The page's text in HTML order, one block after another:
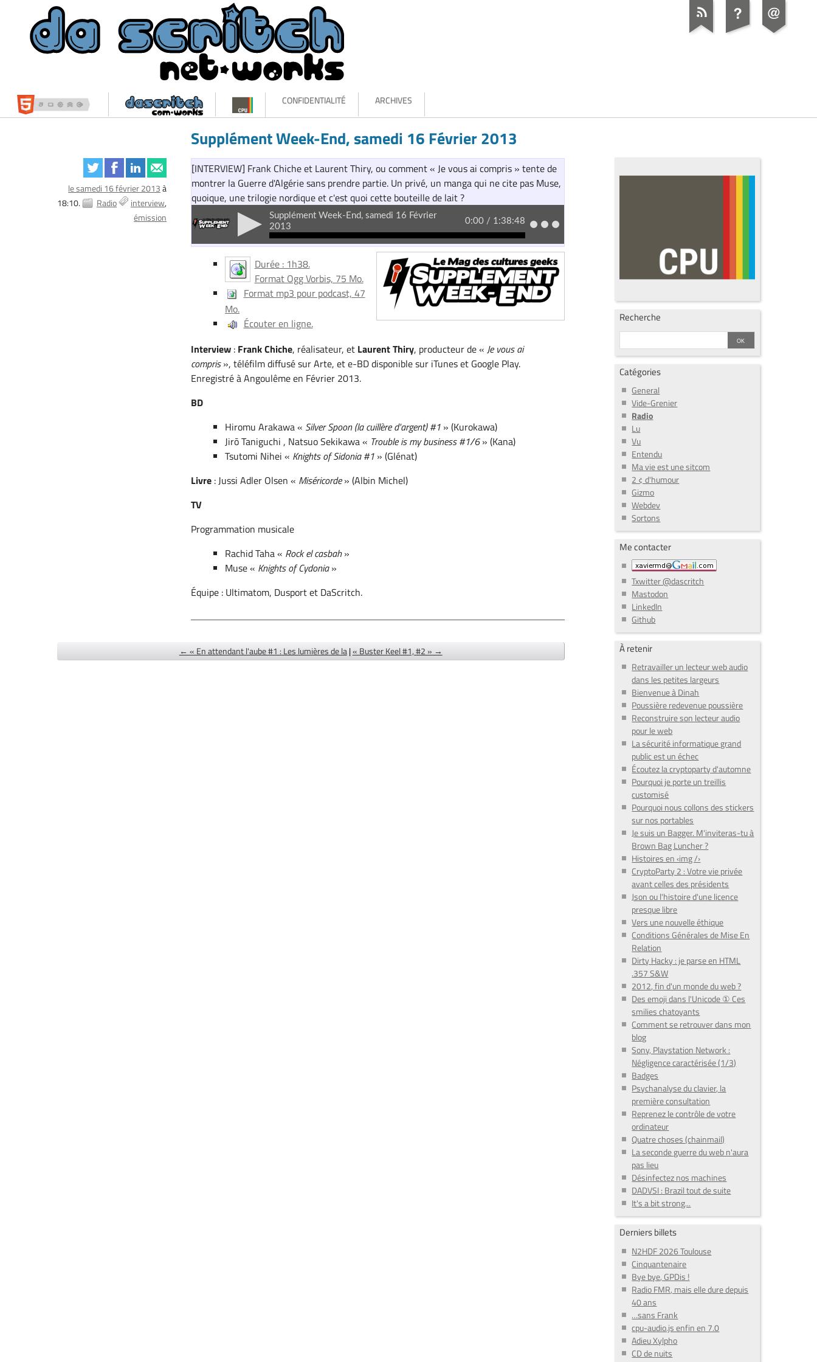
CONFIDENTIALITÉ ARCHIVES
Supplément Week-End, samedi 16 Février 2013
le samedi 16 février 2013à
18:10.
Radio
interview
émission
[INTERVIEW] Frank Chiche et Laurent Thiry, ou comment « Je vous ai compris » tente de
montrer la Guerre d'Algérie sans prendre partie. Un privé, un manga qui ne cite pas Muse,
quoique, une trilogie nordique et c'est quoi cette bouteille de lait ?
Durée : 1h38.
Format Ogg Vorbis, 75 Mo.
Format mp3 pour podcast, 47
Mo.
Écouter en ligne.
Interview : Frank Chiche, réalisateur, et Laurent Thiry, producteur de «Je vous ai
compris», téléfilm diffusé sur Arte, et e-BD disponible sur iTunes et Google Play.
Enregistré à Angoulême en Février 2013.
BD
Hiromu Arakawa « Silver Spoon (la cuillère d'argent) #1 » (Kurokawa)
Jirō Taniguchi , Natsuo Sekikawa « Trouble is my business #1/6» (Kana)
Tsutomi Nihei « Knights of Sidonia #1 » (Glénat)
Livre : Jussi Adler Olsen « Miséricorde» (Albin Michel)
TV
Programmation musicale
Rachid Taha « Rock el casbah»
Muse « Knights of Cydonia»
Équipe : Ultimatom, Dusport et DaScritch.
← « En attendant l'aube #1 : Les lumières de la |« Buster Keel #1, #2 » →
Recherche
Catégories
General
Vide-Grenier
Radio
Lu
Vu
Entendu
Ma vie est une sitcom
2 ¢ d'humour
Gizmo
Webdev
Sortons
Me contacter
Txwitter @dascritch
Mastodon
LinkedIn
Github
À retenir
Retravailler un lecteur web audio
dans les petites largeurs
Bienvenue à Dinah
Poussière redevenue poussière
Reconstruire son lecteur audio
pour le web
La sécurité informatique grand
public est un échec
Écoutez la cryptoparty d'automne
Pourquoi je porte un treillis
customisé
Pourquoi nous collons des stickers
sur nos portables
Je suis un Bagger. M'inviteras-tu à
Brown Bag Luncher ?
Histoires en ‹img /›
CryptoParty 2 : Votre vie privée
avant celles des présidents
Json ou l'histoire d'une licence
presque libre
Vers une nouvelle éthique
Conditions Générales de Mise En
Relation
Dirty Hacky : je parse en HTML
.357 S&W
2012, fin d'un monde du web ?
Des emoji dans l'Unicode ① Ces
smilies chatoyants
Comment se retrouver dans mon
blog
Sony, Playstation Network :
Négligence caractérisée (1/3)
Badges
Psychanalyse du clavier, la
première consultation
Reprenez le contrôle de votre
ordinateur
Quatre choses (chainmail)
La seconde guerre du web n'aura
pas lieu
Désinfectez nos machines
DADVSI : Brazil tout de suite
It's a bit strong...
Derniers billets
N2HDF 2026 Toulouse
Cinquantenaire
Bye bye, GPDis !
Radio FMR, mais elle dure depuis
40 ans
…sans Frank
cpu-audio.js enfin en 7.0
Adieu Xylpho
CD de nuits